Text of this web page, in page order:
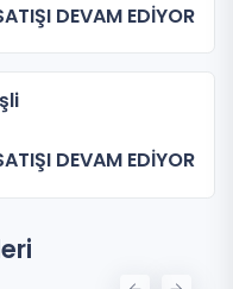
DEVAM EDİYOR
DEVAM EDİYOR